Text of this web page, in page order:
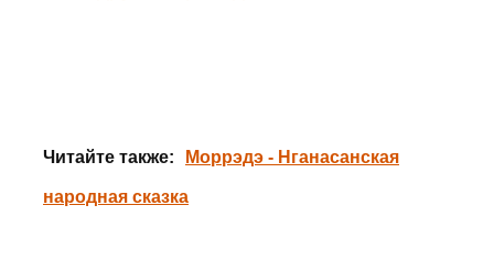
Читайте также: Моррэдэ - Нганасанская
народная сказка